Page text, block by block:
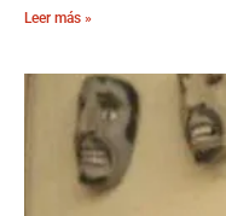
Leer más »